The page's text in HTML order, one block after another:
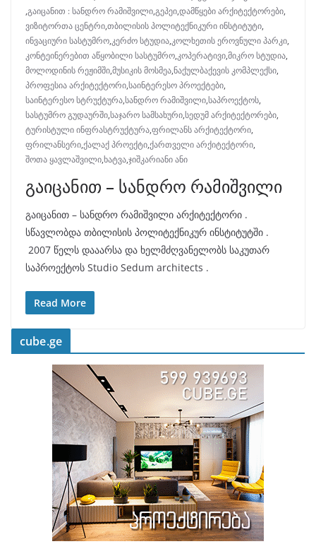
,გაიცანით : სანდრო რამიშვილი,გეპეი,დამწყები არქიტექტორები,
ვიზიტორთა ცენტრი,თბილისის პოლიტექნიკური ინსტიტუტი,
ინვაციური სასტუმრო,კერძო სტუდია,კოლხეთის ეროვნული პარკი,
კონტეინერებით აწყობილი სასტუმრო,კოპერატივი,მიკრო სტუდია,
მოლოდინის რეჟიმში,მუსიკის მოსმეა,ნაქულბაქევის კომპლექსი,
პროფესია არქიტექტორი,საინტერესო პროექტები,
საინტერესო სტრუქტურა,სანდრო რამიშვილი,საპროექტოს,
სასტუმრო გუდაურში,საჯარო სამსახური,სედუმ არქიტექტორები,
ტურისტული ინფრასტრუქტურა,ფრილანს არქიტექტორი,
ფრილანსერი,ქალაქ პროექტი,ქართველი არქიტექტორი,
შოთა ყავლაშვილი,ხატვა,ჯიშკარიანი ანი
გაიცანით – სანდრო რამიშვილი
გაიცანით – სანდრო რამიშვილი არქიტექტორი .
სწავლობდა თბილისის პოლიტექნიკურ ინსტიტუტში .
2007 წელს დააარსა და ხელმძღვანელობს საკუთარ
საპროექტოს Studio Sedum architects .
Read More
cube.ge